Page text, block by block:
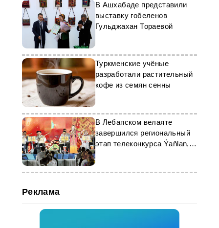
В Ашхабаде представили
выставку гобеленов
Гульджахан Тораевой
Туркменские учёные
разработали растительный
кофе из семян сенны
В Лебапском велаяте
завершился региональный
этап телеконкурса Ýaňlan,
Diýarym!
Реклама